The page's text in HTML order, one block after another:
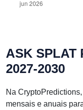
ASK SPLAT
2027-2030
Na
mensais e anuais